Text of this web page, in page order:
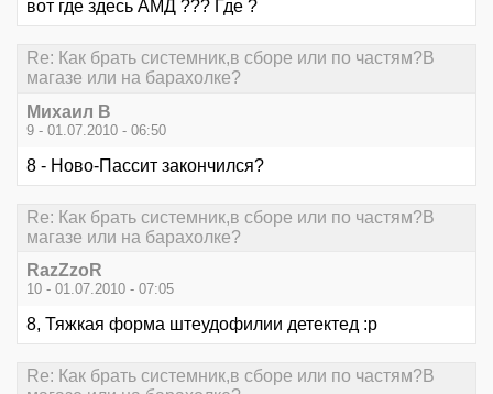
вот где здесь АМД ??? Где ?
Re: Как брать системник,в сборе или по частям?В
магазе или на барахолке?
Михаил В
9 - 01.07.2010 - 06:50
8 - Ново-Пассит закончился?
Re: Как брать системник,в сборе или по частям?В
магазе или на барахолке?
RazZzoR
10 - 01.07.2010 - 07:05
8, Тяжкая форма штеудофилии детектед :р
Re: Как брать системник,в сборе или по частям?В